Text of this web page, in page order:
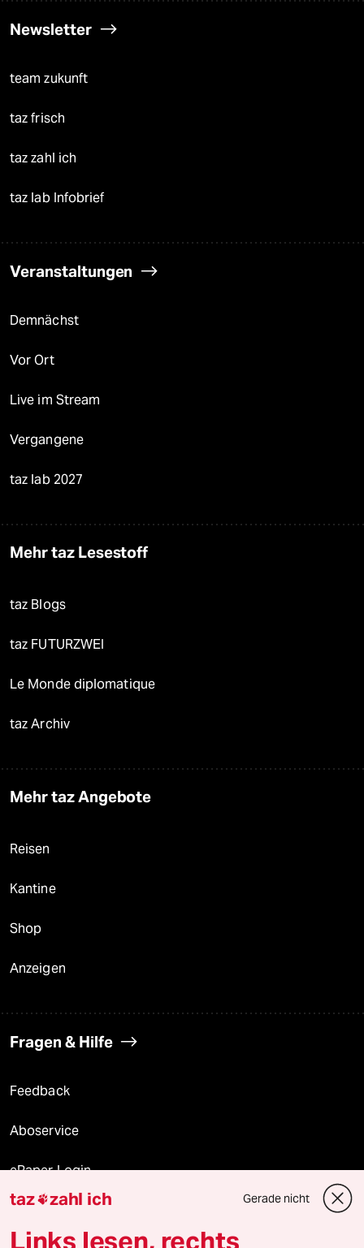
Newsletter
team zukunft
taz frisch
taz zahl ich
taz lab Infobrief
Veranstaltungen
Demnächst
Vor Ort
Live im Stream
Vergangene
taz lab 2027
Mehr taz Lesestoff
taz Blogs
taz FUTURZWEI
Le Monde diplomatique
taz Archiv
Mehr taz Angebote
Reisen
Kantine
Shop
Anzeigen
Fragen & Hilfe
Feedback
Aboservice
ePaper Login
Downloads für Abonnierende
taz zahl ich Gerade nicht
Links lesen, rechts